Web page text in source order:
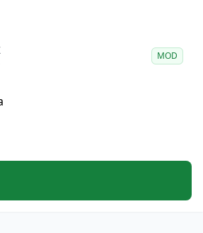
белка.
питания, включая
клетчатки и соли.
для своего рациона.
замеров тела, таких как
рекламы и поддержка
поможет вам на пути к лучшей
MOD